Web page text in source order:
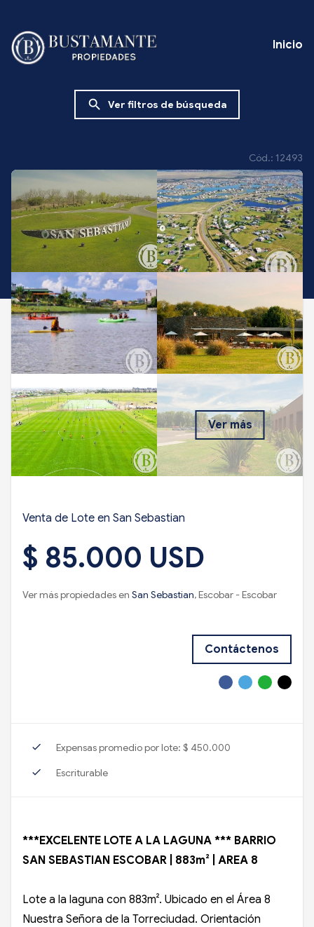
Inicio
search Ver filtros de búsqueda
Cód.: 12493
Ver más
Venta de Lote en San Sebastian
$ 85.000 USD
Ver más propiedades en San Sebastian, Escobar - Escobar
Contáctenos
check Expensas promedio por lote: $ 450.000
check Escriturable
***EXCELENTE LOTE A LA LAGUNA *** BARRIO
SAN SEBASTIAN ESCOBAR | 883m² | AREA 8
Lote a la laguna con 883m². Ubicado en el Área 8
Nuestra Señora de la Torreciudad. Orientación